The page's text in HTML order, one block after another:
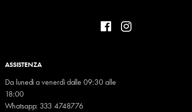
ASSISTENZA
Da lunedì a venerdì dalle 09:30 alle
18:00
Whatsapp: 333 4748776